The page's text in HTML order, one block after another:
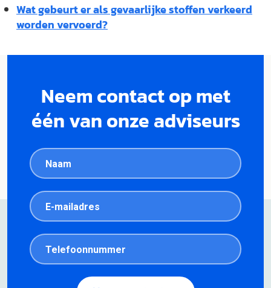
Wat gebeurt er als gevaarlijke stoffen verkeerd
worden vervoerd?
Neem contact op met
één van onze adviseurs